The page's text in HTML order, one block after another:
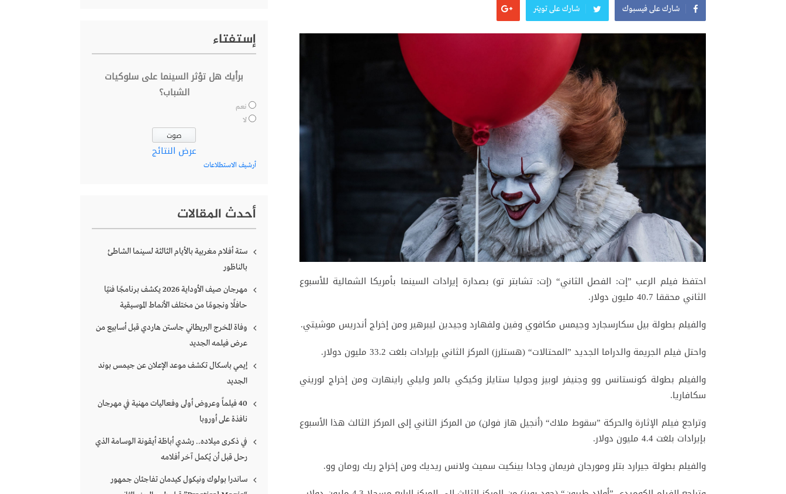
شارك على فيسبوك شارك على تويتر
احتفظ فيلم الرعب ”إت: الفصل الثاني“ (إت: تشابتر تو) بصدارة إيرادات السينما بأمريكا الشمالية للأسبوع
الثاني محققا 40.7 مليون دولار.
والفيلم بطولة بيل سكارسجارد وجيمس مكافوي وفين ولفهارد وجيدين ليبرهير ومن إخراج أندريس موشيتي.
واحتل فيلم الجريمة والدراما الجديد ”المحتالات“ (هستلرز) المركز الثاني بإيرادات بلغت 33.2 مليون دولار.
والفيلم بطولة كونستانس وو وجنيفر لوبيز وجوليا ستايلز وكيكي بالمر وليلي راينهارت ومن إخراج لوريني
سكافاريا.
وتراجع فيلم الإثارة والحركة ”سقوط ملاك“ (أنجيل هاز فولن) من المركز الثاني إلى المركز الثالث هذا الأسبوع
بإيرادات بلغت 4.4 مليون دولار.
والفيلم بطولة جيرارد بتلر ومورجان فريمان وجادا بينكيت سميث ولانس ريديك ومن إخراج ريك رومان وو.
إستفتاء
برأيك هل تؤثر السينما على سلوكيات
الشباب؟
نعم
لا
عرض النتائج
أرشيف الاستطلاعات
أحدث المقالات
ستة أفلام مغربية بالأيام الثالثة لسينما الشاطئ
بالناظور
مهرجان صيف الأوداية 2026 يكشف برنامجًا فنيًا
حافلًا ونجومًا من مختلف الأنماط الموسيقية
وفاة المخرج البريطاني جاستن هاردي قبل أسابيع من
عرض فيلمه الجديد
إيمي باسكال تكشف موعد الإعلان عن جيمس بوند
الجديد
40 فيلماً وعروض أولى وفعاليات مهنية في مهرجان
نافذة على أوروبا
في ذكرى ميلاده.. رشدي أباظة أيقونة الوسامة الذي
رحل قبل أن يُكمل آخر أفلامه
ساندرا بولوك ونيكول كيدمان تفاجئان جمهور